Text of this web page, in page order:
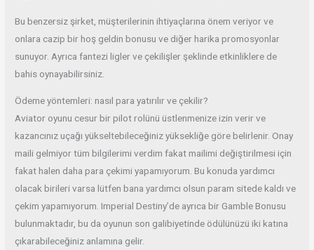
Bu benzersiz şirket, müşterilerinin ihtiyaçlarına önem veriyor ve
onlara cazip bir hoş geldin bonusu ve diğer harika promosyonlar
sunuyor. Ayrıca fantezi ligler ve çekilişler şeklinde etkinliklere de
bahis oynayabilirsiniz.
Ödeme yöntemleri: nasıl para yatırılır ve çekilir?
Aviator oyunu cesur bir pilot rolünü üstlenmenize izin verir ve
kazancınız uçağı yükseltebileceğiniz yüksekliğe göre belirlenir. Onay
maili gelmiyor tüm bilgilerimi verdim fakat mailimi değiştirilmesi için
fakat halen daha para çekimi yapamıyorum. Bu konuda yardımcı
olacak birileri varsa lütfen bana yardımcı olsun param sitede kaldı ve
çekim yapamıyorum. Imperial Destiny’de ayrıca bir Gamble Bonusu
bulunmaktadır, bu da oyunun son galibiyetinde ödülünüzü iki katına
çıkarabileceğiniz anlamına gelir.